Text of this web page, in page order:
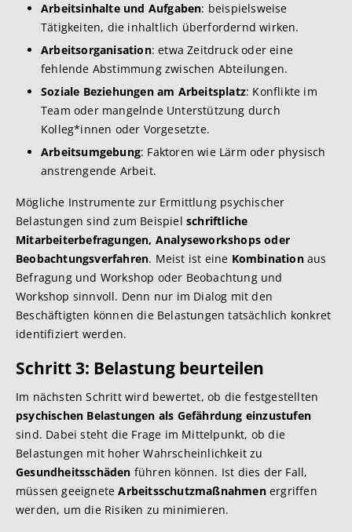
Arbeitsinhalte und Aufgaben: beispielsweise
Tätigkeiten, die inhaltlich überfordernd wirken.
Arbeitsorganisation: etwa Zeitdruck oder eine
fehlende Abstimmung zwischen Abteilungen.
Soziale Beziehungen am Arbeitsplatz: Konflikte im
Team oder mangelnde Unterstützung durch
Kolleg*innen oder Vorgesetzte.
Arbeitsumgebung: Faktoren wie Lärm oder physisch
anstrengende Arbeit.
Mögliche Instrumente zur Ermittlung psychischer
Belastungen sind zum Beispiel schriftliche
Mitarbeiterbefragungen, Analyseworkshops oder
Beobachtungsverfahren. Meist ist eine Kombinationaus
Befragung und Workshop oder Beobachtung und
Workshop sinnvoll. Denn nur im Dialog mit den
Beschäftigten können die Belastungen tatsächlich konkret
identifiziert werden.
Schritt 3: Belastung beurteilen
Im nächsten Schritt wird bewertet, ob die festgestellten
psychischen Belastungen als Gefährdung einzustufen
sind. Dabei steht die Frage im Mittelpunkt, ob die
Belastungen mit hoher Wahrscheinlichkeit zu
Gesundheitsschäden führen können. Ist dies der Fall,
müssen geeigneteArbeitsschutzmaßnahmenergriffen
werden, um die Risiken zu minimieren.